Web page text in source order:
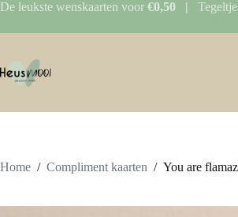
Ga
de
De leukste wenskaarten voor €0,50 |
Home / Compliment kaarten / You are